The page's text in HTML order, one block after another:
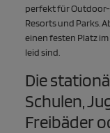
perfekt für Outdoor-
Resorts und Parks.
einen festen Platz
leid sind.
Die
Schulen,
Freibäder